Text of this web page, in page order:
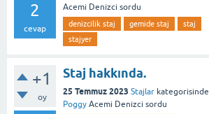
2
cevap
Acemi Denizci sordu
denizcilik staj gemide staj
staj
stajyer
+1
oy
Staj hakkında.
25 Temmuz 2023 Stajlar kategorisinde
Poggy Acemi Denizci sordu